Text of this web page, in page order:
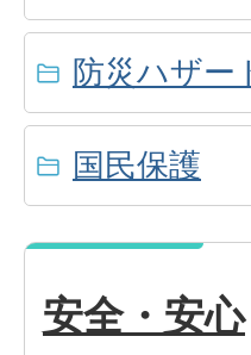
防災ハザー
国民保護
安全・安心